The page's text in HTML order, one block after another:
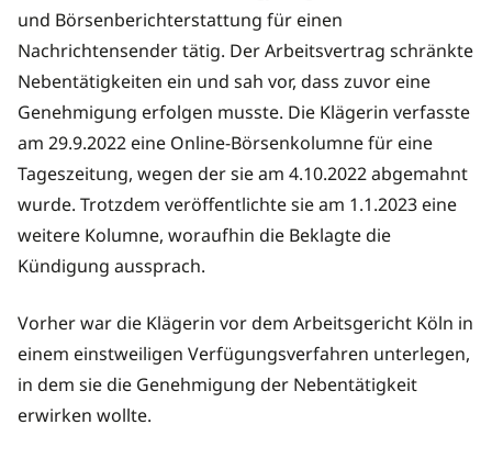
und Börsenberichterstattung für einen
Nachrichtensender tätig. Der Arbeitsvertrag schränkte
Nebentätigkeiten ein und sah vor, dass zuvor eine
Genehmigung erfolgen musste. Die Klägerin verfasste
am 29.9.2022 eine Online-Börsenkolumne für eine
Tageszeitung, wegen der sie am 4.10.2022 abgemahnt
wurde. Trotzdem veröffentlichte sie am 1.1.2023 eine
weitere Kolumne, woraufhin die Beklagte die
Kündigung aussprach.
Vorher war die Klägerin vor dem Arbeitsgericht Köln in
einem einstweiligen Verfügungsverfahren unterlegen,
in dem sie die Genehmigung der Nebentätigkeit
erwirken wollte.